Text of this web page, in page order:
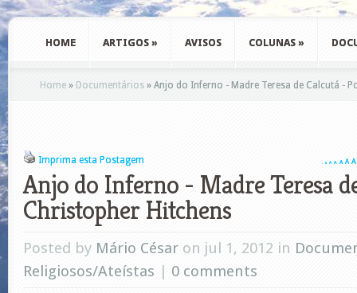
HOME ARTIGOS » AVISOS COLUNAS »
Home » Documentários » Anjo do Inferno - Madre Teresa de Calcutá -
Imprima esta Postagem A A A A A A A
Anjo do Inferno - Madre Teresa
Christopher Hitchens
Posted by Mário César on jul 1, 2012 in
Religiosos/Ateístas | 0 comments